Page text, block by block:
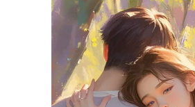
Truyện Mới Ra
Hoàn Thành